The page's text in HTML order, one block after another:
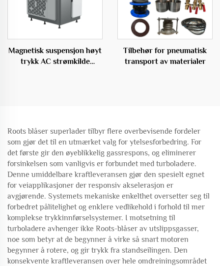
Magnetisk suspensjon høyt
trykk AC strømkilde
Tilbehør for pneumatisk
transport av materialer
Roots blåser superlader tilbyr flere overbevisende fordeler
som gjør det til en utmærket valg for ytelsesforbedring. For
det første gir den øyeblikkelig gassrespons, og eliminerer
forsinkelsen som vanligvis er forbundet med turboladere.
Denne umiddelbare kraftleveransen gjør den spesielt egnet
for veiapplikasjoner der responsiv akselerasjon er
avgjørende. Systemets mekaniske enkelthet oversetter seg til
forbedret pålitelighet og enklere vedlikehold i forhold til mer
komplekse trykkinnførselsystemer. I motsetning til
turboladere avhenger ikke Roots-blåser av utslippsgasser,
noe som betyr at de begynner å virke så snart motoren
begynner å rotere, og gir trykk fra standseilingen. Den
konsekvente kraftleveransen over hele omdreiningsområdet